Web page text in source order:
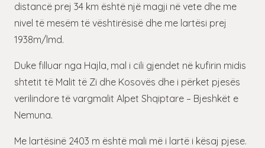
distancë prej 34 km është një magji në vete dhe me
nivel të mesëm të vështirësisë dhe me lartësi prej
1938m/lmd.
Duke filluar nga Hajla, mal i cili gjendet në kufirin midis
shtetit të Malit të Zi dhe Kosovës dhe i përket pjesës
verilindore të vargmalit Alpet Shqiptare – Bjeshkët e
Nemuna.
Me lartësinë 2403 m është mali më i lartë i kësaj pjese.